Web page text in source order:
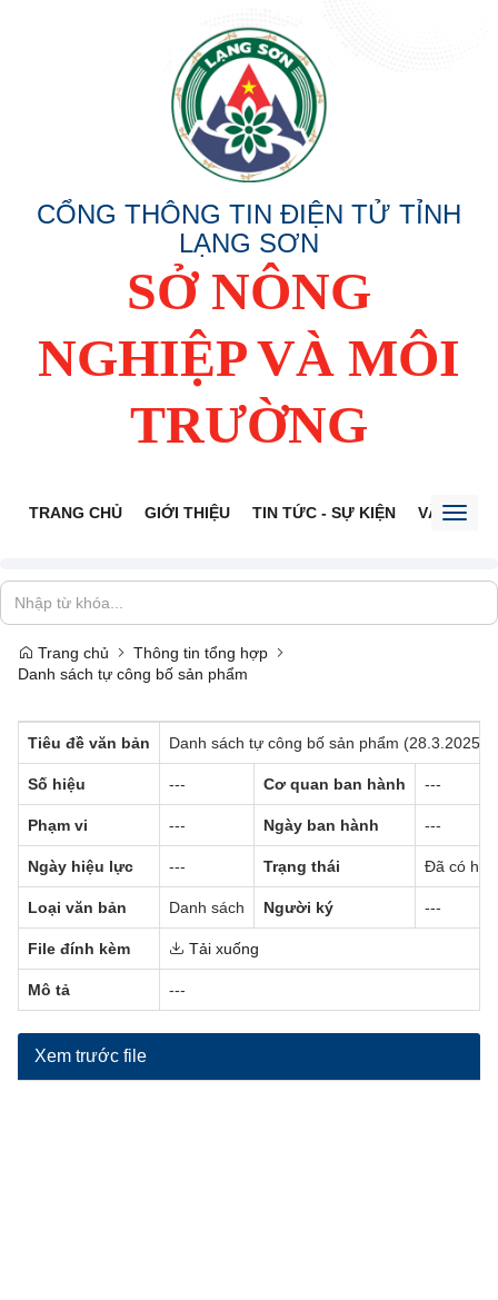
CỔNG THÔNG TIN ĐIỆN TỬ TỈNH
LẠNG SƠN
SỞ NÔNG
NGHIỆP VÀ MÔI
TRƯỜNG
TRANG CHỦ GIỚI THIỆU TIN TỨC - SỰ KIỆN VĂN BẢN
Trang chủ
Thông tin tổng hợp
Danh sách tự công bố sản phẩm
Tiêu đề văn bản Danh sách tự công bố sản phẩm (28.3.2025)
Số hiệu --- Cơ quan ban hành ---
Phạm vi --- Ngày ban hành ---
Ngày hiệu lực --- Trạng thái Đã có
Loại văn bản Danh sách Người ký ---
File đính kèm Tải xuống
Mô tả ---
Xem trước file